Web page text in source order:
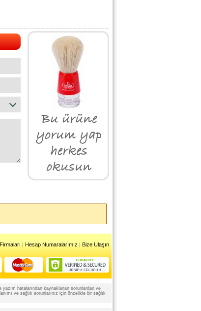
| Hesap Numaralarımız | Bize Ulaşın
yazım hatalarından kaynaklanan sorunlardan ve
ve sağlık sorunlarınız için öncelikle bir sağlık